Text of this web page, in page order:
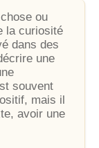
ou
la curiosité
dans des
une
souvent
mais il
avoir une